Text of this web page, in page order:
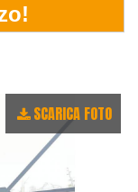
SCARICA FOTO